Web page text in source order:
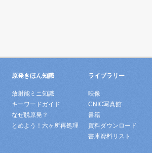
原発きほん知識
放射能ミニ知識
キーワードガイド
なぜ脱原発？
とめよう！六ヶ所再処理
ライブラリー
映像
CNIC写真館
書籍
資料ダウンロード
書庫資料リスト